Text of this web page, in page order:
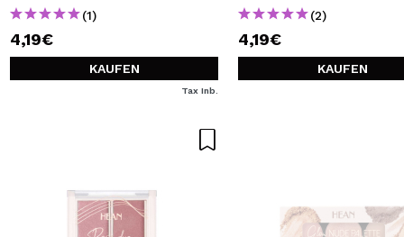
(1)
4,19€
KAUFEN
Tax Inb.
(2)
4,19€
KAUFEN